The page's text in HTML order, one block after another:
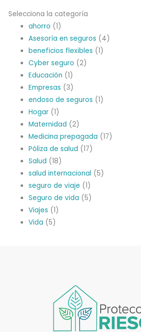
Selecciona la categoría
ahorro (1)
Asesoría en seguros (4)
beneficios flexibles (1)
Cyber seguro (2)
Educación (1)
Empresas (3)
endoso de seguros (1)
Hogar (1)
Maternidad (2)
Medicina prepagada (17)
Póliza de salud (17)
Salud (18)
salud internacional (5)
seguro de viaje (1)
Seguro de vida (5)
Viajes (1)
Vida (5)